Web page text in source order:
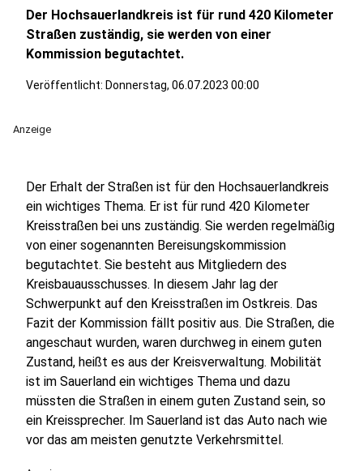
Der Hochsauerlandkreis ist für rund 420 Kilometer
Straßen zuständig, sie werden von einer
Kommission begutachtet.
Veröffentlicht: Donnerstag, 06.07.2023 00:00
Anzeige
Der Erhalt der Straßen ist für den Hochsauerlandkreis
ein wichtiges Thema. Er ist für rund 420 Kilometer
Kreisstraßen bei uns zuständig. Sie werden regelmäßig
von einer sogenannten Bereisungskommission
begutachtet. Sie besteht aus Mitgliedern des
Kreisbauausschusses. In diesem Jahr lag der
Schwerpunkt auf den Kreisstraßen im Ostkreis. Das
Fazit der Kommission fällt positiv aus. Die Straßen, die
angeschaut wurden, waren durchweg in einem guten
Zustand, heißt es aus der Kreisverwaltung. Mobilität
ist im Sauerland ein wichtiges Thema und dazu
müssten die Straßen in einem guten Zustand sein, so
ein Kreissprecher. Im Sauerland ist das Auto nach wie
vor das am meisten genutzte Verkehrsmittel.